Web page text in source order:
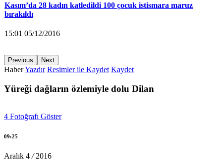
Kasım’da 28 kadın katledildi 100 çocuk istismara maruz
bırakıldı
15:01 05/12/2016
KA.DER: Gasp edilen 194 koltuğu istiyoruz!
15:00 05/12/2016
Previous Next
HaberYazdır Resimler ile Kaydet Kaydet
Yüreği dağların özlemiyle dolu Dilan
4 Fotoğrafı Göster
09:25
Aralık 4 /2016